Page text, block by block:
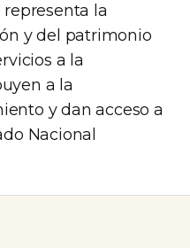
representa la
y del patrimonio
a la
a la
y dan acceso a
Nacional